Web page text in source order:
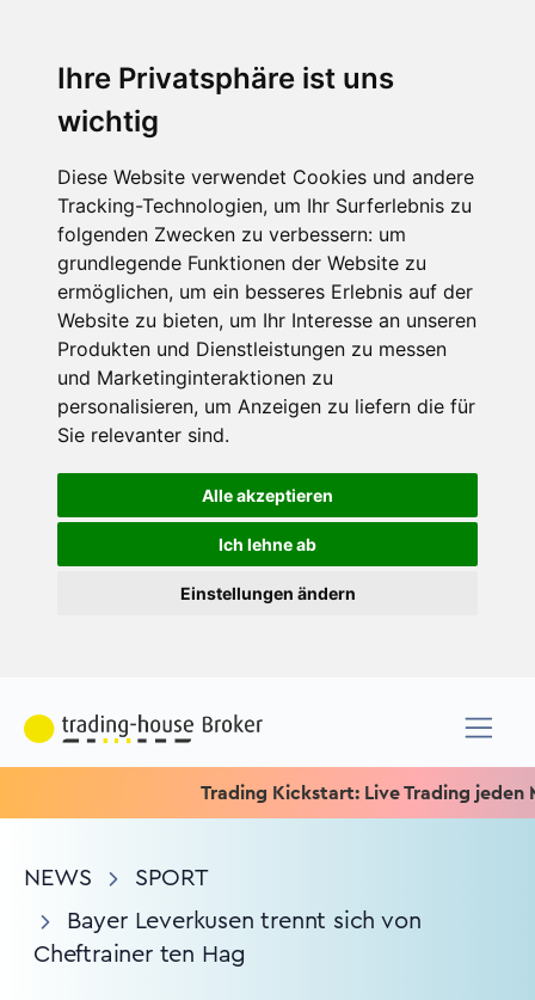
Ihre Privatsphäre ist uns
wichtig
Diese Website verwendet Cookies und andere
Tracking-Technologien, um Ihr Surferlebnis zu
folgenden Zwecken zu verbessern: um
grundlegende Funktionen der Website zu
ermöglichen, um ein besseres Erlebnis auf der
Website zu bieten, um Ihr Interesse an unseren
Produkten und Dienstleistungen zu messen
und Marketinginteraktionen zu
personalisieren, um Anzeigen zu liefern die für
Sie relevanter sind.
Alle akzeptieren
Ich lehne ab
Einstellungen ändern
Trading Kickstart: Live Trading jeden
NEWS
SPORT
Bayer Leverkusen trennt sich von
Cheftrainer ten Hag